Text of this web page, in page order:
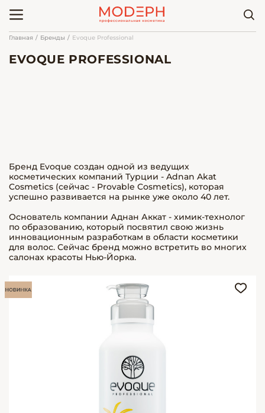
Главная Бренды Evoque Professional
EVOQUE PROFESSIONAL
Бренд Evoque создан одной из ведущих
косметических компаний Турции - Adnan Akat
Cosmetics (сейчас - Provable Cosmetics), которая
успешно развивается на рынке уже около 40 лет.
Основатель компании Аднан Аккат - химик-технолог
по образованию, который посвятил свою жизнь
инновационным разработкам в области косметики
для волос. Сейчас бренд можно встретить во многих
салонах красоты Нью-Йорка.